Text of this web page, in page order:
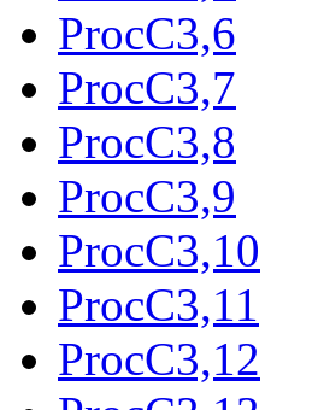
ProcC3,6
ProcC3,7
ProcC3,8
ProcC3,9
ProcC3,10
ProcC3,11
ProcC3,12